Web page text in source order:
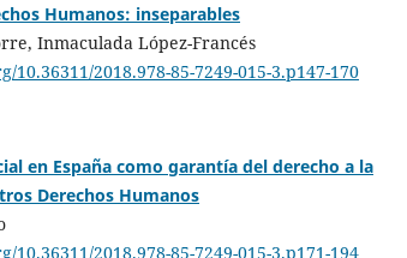
Humanos: inseparables
Inmaculada López-Francés
10.36311/2018.978-85-7249-015-3.p147-170
en España como garantía del derecho a la
Derechos Humanos
10.36311/2018.978-85-7249-015-3.p171-194